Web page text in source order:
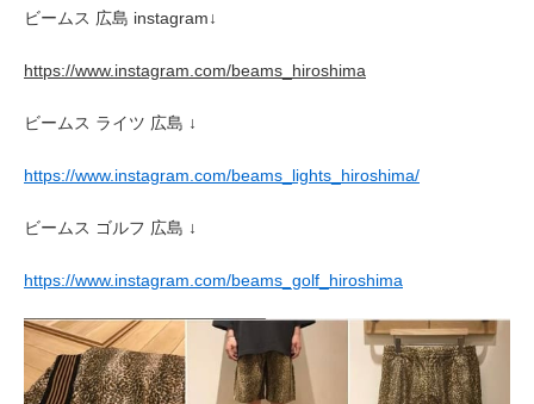
ビームス 広島 instagram↓
https://www.instagram.com/beams_hiroshima
ビームス ライツ 広島 ↓
https://www.instagram.com/beams_lights_hiroshima/
ビームス ゴルフ 広島 ↓
https://www.instagram.com/beams_golf_hiroshima